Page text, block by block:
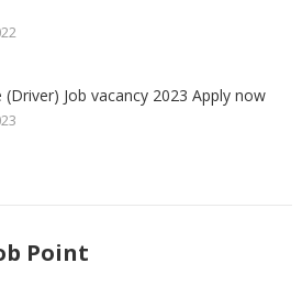
(Driver) Job vacancy 2023 Apply now
Point